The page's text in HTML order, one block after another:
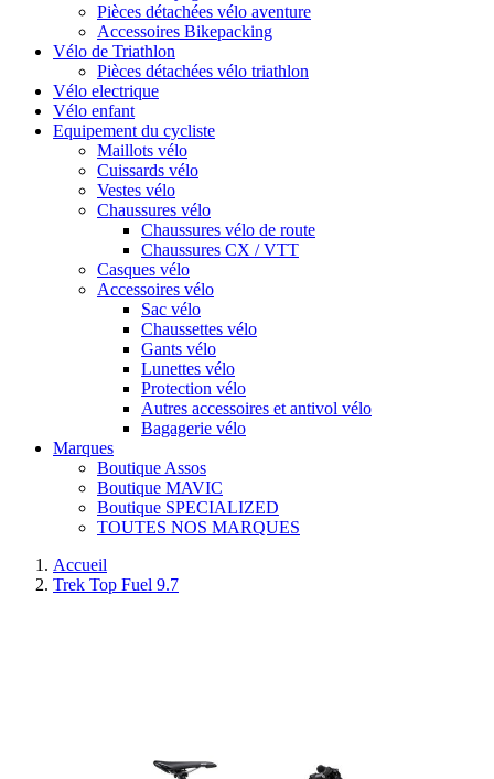
Pièces détachées vélo aventure
Accessoires Bikepacking
Vélo de Triathlon
Pièces détachées vélo triathlon
Vélo electrique
Vélo enfant
Equipement du cycliste
Maillots vélo
Cuissards vélo
Vestes vélo
Chaussures vélo
Chaussures vélo de route
Chaussures CX / VTT
Casques vélo
Accessoires vélo
Sac vélo
Chaussettes vélo
Gants vélo
Lunettes vélo
Protection vélo
Autres accessoires et antivol vélo
Bagagerie vélo
Marques
Boutique Assos
Boutique MAVIC
Boutique SPECIALIZED
TOUTES NOS MARQUES
Accueil
Trek Top Fuel 9.7